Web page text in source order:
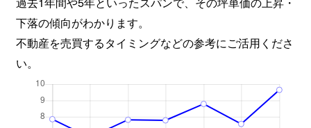
下落の傾向がわかります。
不動産を売買するタイミングなどの参考にご活用くださ
い。